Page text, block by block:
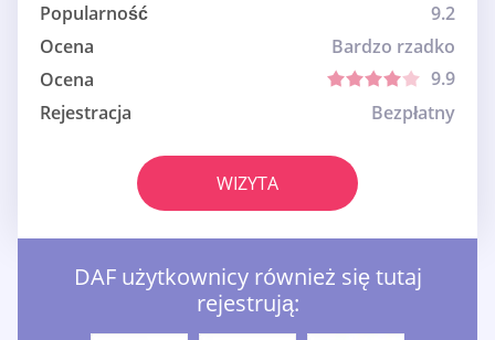
Popularność
9.2
Ocena
Bardzo rzadko
Ocena
9.9
Rejestracja
Bezpłatny
WIZYTA
DAF użytkownicy również się tutaj
rejestrują: